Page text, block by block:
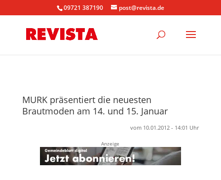
09721 387190 post@revista.de
MURK präsentiert die neuesten
Brautmoden am 14. und 15. Januar
vom 10.01.2012 - 14:01 Uhr
Anzeige